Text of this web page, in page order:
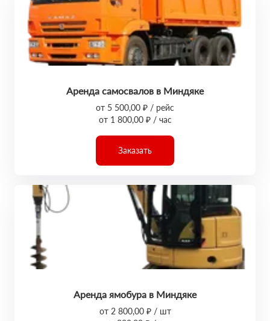
Аренда самосвалов в Миндяке
от 5 500,00 ₽ / рейс
от 1 800,00 ₽ / час
Заказать
Аренда ямобура в Миндяке
от 2 800,00 ₽ / шт